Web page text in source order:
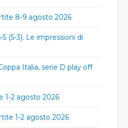
8-9 agosto 2026
(5-3). Le impressioni di
Italia, serie D play off
1-2 agosto 2026
1-2 agosto 2026